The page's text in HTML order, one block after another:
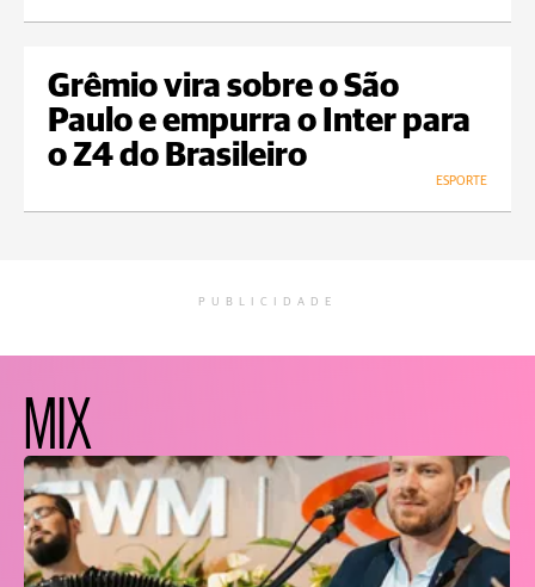
Grêmio vira sobre o São
Paulo e empurra o Inter para
o Z4 do Brasileiro
ESPORTE
PUBLICIDADE
MIX